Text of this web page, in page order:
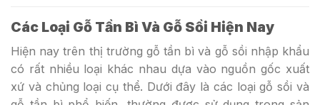
Các Loại Gỗ Tần Bì Và Gỗ Sồi Hiện Nay
Hiện nay trên thị trường gỗ tần bì và gỗ sồi nhập khẩu
có rất nhiều loại khác nhau dựa vào nguồn gốc xuất
xứ và chủng loại cụ thể. Dưới đây là các loại gỗ sồi và